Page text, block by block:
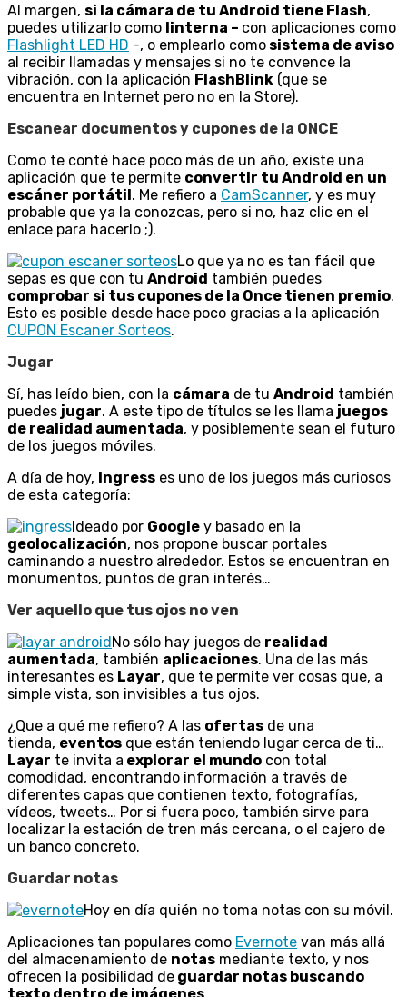
Al margen, si la cámara de tu Android tiene Flash,
puedes utilizarlo como linterna – con aplicaciones como
Flashlight LED HD -, o emplearlo como sistema de aviso
al recibir llamadas y mensajes si no te convence la
vibración, con la aplicación FlashBlink (que se
encuentra en Internet pero no en la Store).
Escanear documentos y cupones de la ONCE
Como te conté hace poco más de un año, existe una
aplicación que te permite convertir tu Android en un
escáner portátil. Me refiero a CamScanner, y es muy
probable que ya la conozcas, pero si no, haz clic en el
enlace para hacerlo ;).
Lo que ya no es tan fácil que
sepas es que con tu Android también puedes
comprobar si tus cupones de la Once tienen premio.
Esto es posible desde hace poco gracias a la aplicación
CUPON Escaner Sorteos.
Jugar
Sí, has leído bien, con la cámara de tu Android también
puedes jugar. A este tipo de títulos se les llama juegos
de realidad aumentada, y posiblemente sean el futuro
de los juegos móviles.
A día de hoy, Ingress es uno de los juegos más curiosos
de esta categoría:
Ideado por Google y basado en la
geolocalización, nos propone buscar portales
caminando a nuestro alrededor. Estos se encuentran en
monumentos, puntos de gran interés…
Ver aquello que tus ojos no ven
No sólo hay juegos de realidad
aumentada, también aplicaciones. Una de las más
interesantes es Layar, que te permite ver cosas que, a
simple vista, son invisibles a tus ojos.
¿Que a qué me refiero? A las ofertas de una
tienda, eventos que están teniendo lugar cerca de ti…
Layar te invita a explorar el mundo con total
comodidad, encontrando información a través de
diferentes capas que contienen texto, fotografías,
vídeos, tweets… Por si fuera poco, también sirve para
localizar la estación de tren más cercana, o el cajero de
un banco concreto.
Guardar notas
Hoy en día quién no toma notas con su móvil.
Aplicaciones tan populares como Evernote van más allá
del almacenamiento de notas mediante texto, y nos
ofrecen la posibilidad de guardar notas buscando